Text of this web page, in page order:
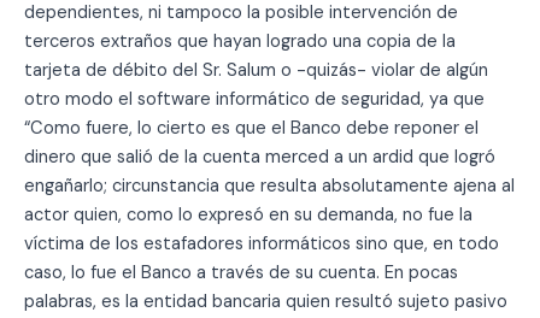
dependientes, ni tampoco la posible intervención de
terceros extraños que hayan logrado una copia de la
tarjeta de débito del Sr. Salum o -quizás- violar de algún
otro modo el software informático de seguridad, ya que
“Como fuere, lo cierto es que el Banco debe reponer el
dinero que salió de la cuenta merced a un ardid que logró
engañarlo; circunstancia que resulta absolutamente ajena al
actor quien, como lo expresó en su demanda, no fue la
víctima de los estafadores informáticos sino que, en todo
caso, lo fue el Banco a través de su cuenta. En pocas
palabras, es la entidad bancaria quien resultó sujeto pasivo